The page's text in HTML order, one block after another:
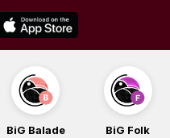
BiG Folk BiG iG